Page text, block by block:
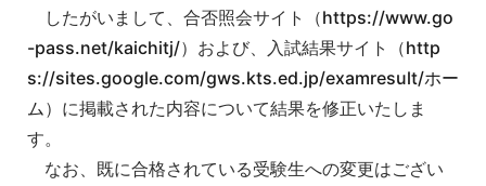
したがいまして、合否照会サイト（https://www.go
-pass.net/kaichitj/）および、入試結果サイト（http
s://sites.google.com/gws.kts.ed.jp/examresult/ホー
ム ）に掲載された内容について結果を修正いたしま
す。
なお、既に合格されている受験生への変更はござい